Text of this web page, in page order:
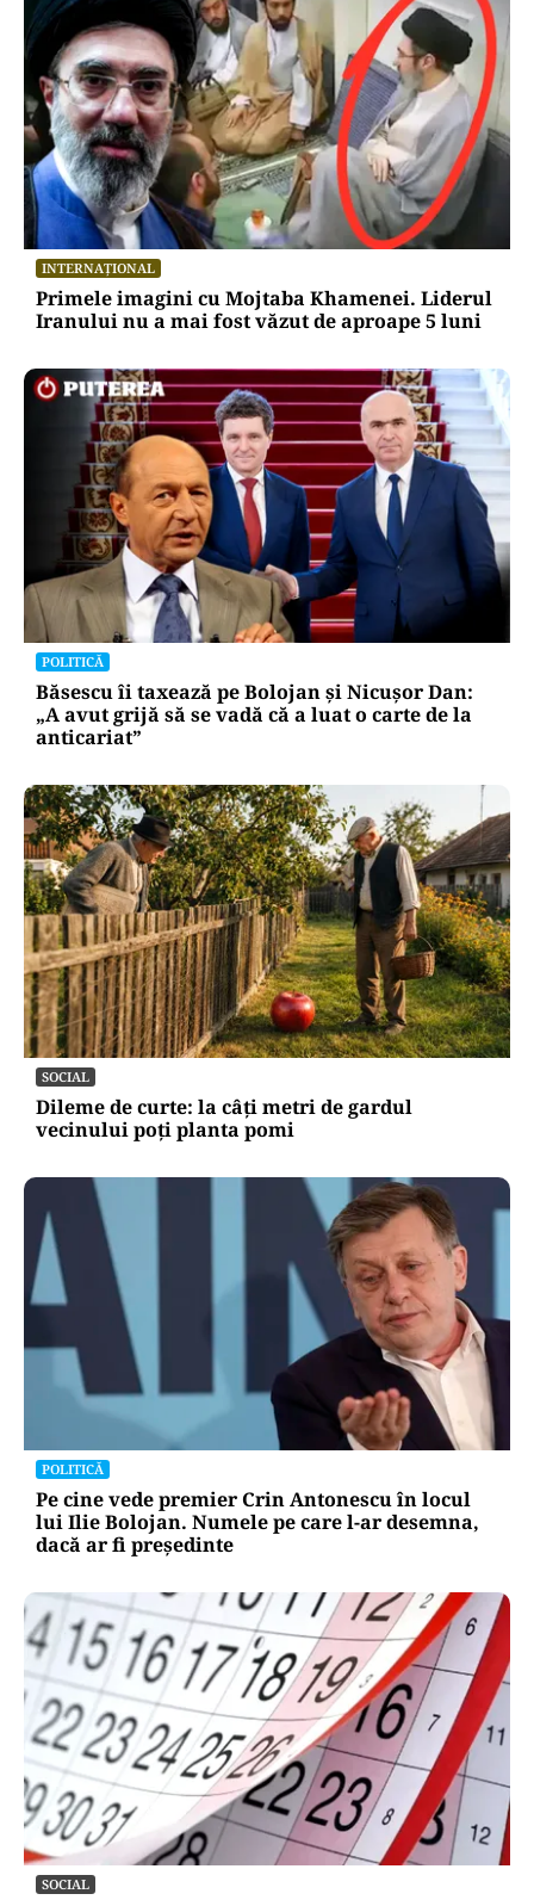
INTERNAȚIONAL
Primele imagini cu Mojtaba Khamenei. Liderul
Iranului nu a mai fost văzut de aproape 5 luni
POLITICĂ
Băsescu îi taxează pe Bolojan și Nicușor Dan:
„A avut grijă să se vadă că a luat o carte de la
anticariat”
SOCIAL
Dileme de curte: la câți metri de gardul
vecinului poți planta pomi
POLITICĂ
Pe cine vede premier Crin Antonescu în locul
lui Ilie Bolojan. Numele pe care l-ar desemna,
dacă ar fi președinte
SOCIAL